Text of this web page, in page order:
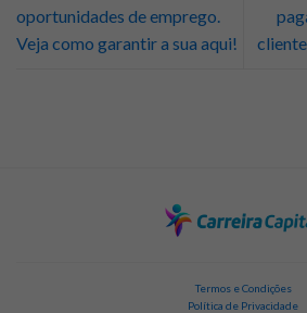
oportunidades de emprego.
Veja como garantir a sua aqui!
Termos e Condições
Política de Privacidade